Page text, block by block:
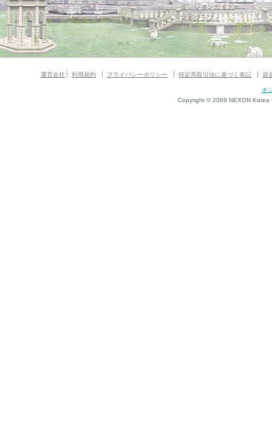
ダンジョンガイド
マギグラフィ
運営会社 利用規約 プライバシーポリシー 特定商取引法に基づく表記 資
オ
Copyright © 2009 NEXON Korea